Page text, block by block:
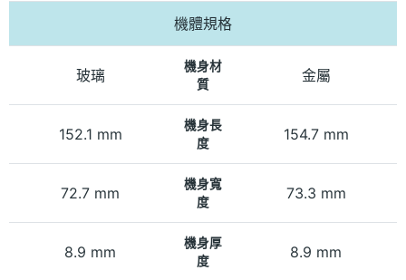
機體規格
玻璃
機身材
質
金屬
152.1 mm
機身長
度
154.7 mm
72.7 mm
機身寬
度
73.3 mm
8.9 mm
機身厚
度
8.9 mm